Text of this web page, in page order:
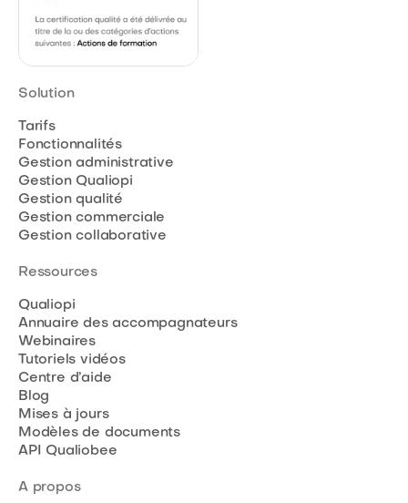
Solution
Tarifs
Fonctionnalités
Gestion administrative
Gestion Qualiopi
Gestion qualité
Gestion commerciale
Gestion collaborative
Ressources
Qualiopi
Annuaire des accompagnateurs
Webinaires
Tutoriels vidéos
Centre d’aide
Blog
Mises à jours
Modèles de documents
API Qualiobee
A propos